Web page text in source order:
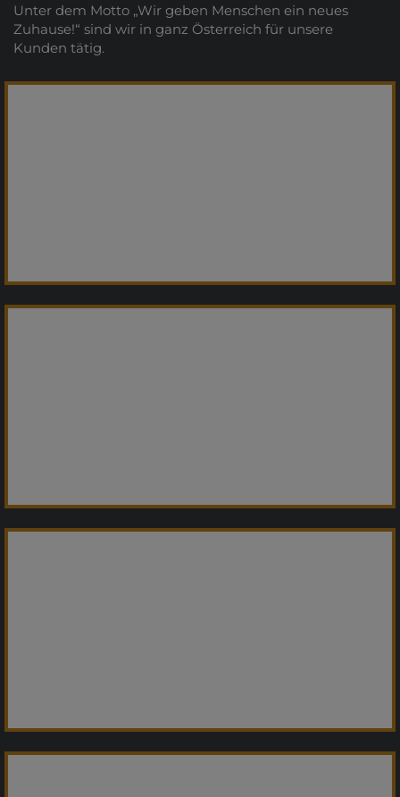
Unter dem Motto „Wir geben Menschen ein neues
Zuhause!“ sind wir in ganz Österreich für unsere
Kunden tätig.